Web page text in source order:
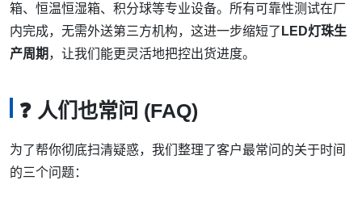
箱、恒温恒湿箱、积分球等专业设备。所有可靠性测试在厂
内完成，无需外送第三方机构，这进一步缩短了 LED灯珠生
产周期 ，让我们能更灵活地把控出货进度。
❓ 人们也常问 (FAQ)
为了帮你彻底扫清疑惑，我们整理了客户最常问的关于时间
的三个问题：